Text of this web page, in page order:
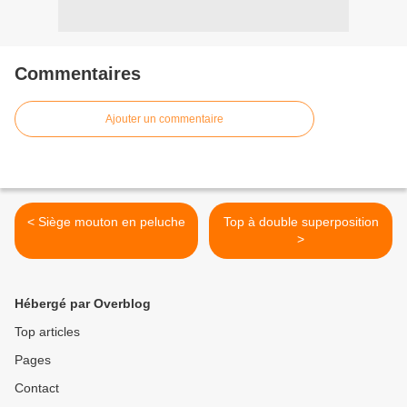
Commentaires
Ajouter un commentaire
< Siège mouton en peluche
Top à double superposition
>
Hébergé par Overblog
Top articles
Pages
Contact